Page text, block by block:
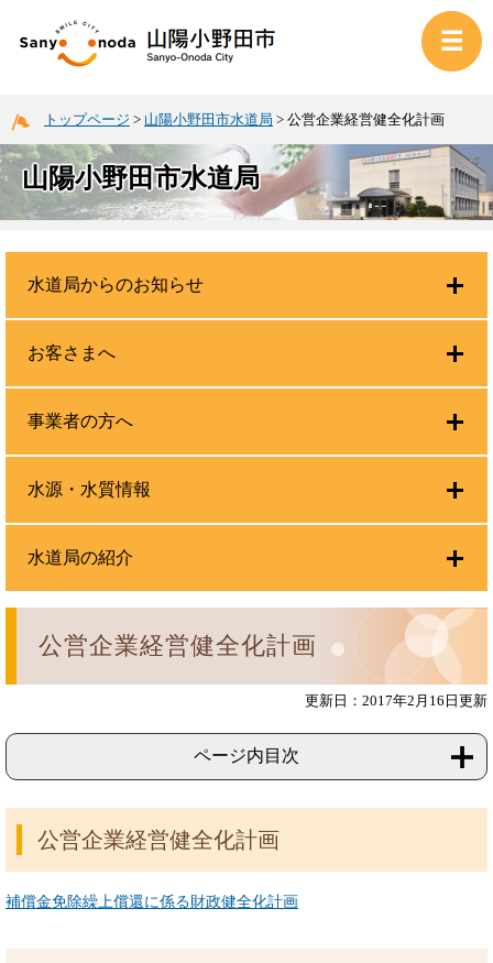
トップページ > 山陽小野田市水道局 > 公営企業経営健全化計画
山陽小野田市水道局
公営企業経営健全化計画
更新日：2017年2月16日更新
ページ内目次
公営企業経営健全化計画
補償金免除繰上償還に係る財政健全化計画
水道局からのお知らせ
お客さまへ
事業者の方へ
水源・水質情報
水道局の紹介